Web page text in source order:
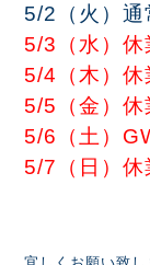
5/2（火）通
5/3（水）休
5/4（木）休
5/5（金）休
5/6（土）
5/7（日）休